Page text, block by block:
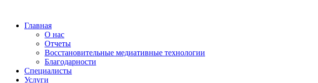
Главная
О нас
Отчеты
Восстановительные медиативные технологии
Благодарности
Специалисты
Услуги